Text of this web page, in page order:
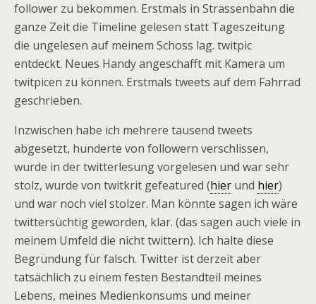
follower zu bekommen. Erstmals in Strassenbahn die
ganze Zeit die Timeline gelesen statt Tageszeitung
die ungelesen auf meinem Schoss lag. twitpic
entdeckt. Neues Handy angeschafft mit Kamera um
twitpicen zu können. Erstmals tweets auf dem Fahrrad
geschrieben.
Inzwischen habe ich mehrere tausend tweets
abgesetzt, hunderte von followern verschlissen,
wurde in der twitterlesung vorgelesen und war sehr
stolz, wurde von twitkrit gefeatured (hier und hier)
und war noch viel stolzer. Man könnte sagen ich wäre
twittersüchtig geworden, klar. (das sagen auch viele in
meinem Umfeld die nicht twittern). Ich halte diese
Begründung für falsch. Twitter ist derzeit aber
tatsächlich zu einem festen Bestandteil meines
Lebens, meines Medienkonsums und meiner